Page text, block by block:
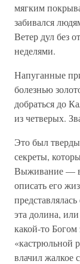
мягким
забивался
Ветер дул без
неделями.
Напуганные
болезнью
добраться до
из четверых.
Это был
секреты,
Выживание —
описать его
эта долина,
какой-то
«кастрюльной
влачил жалкое